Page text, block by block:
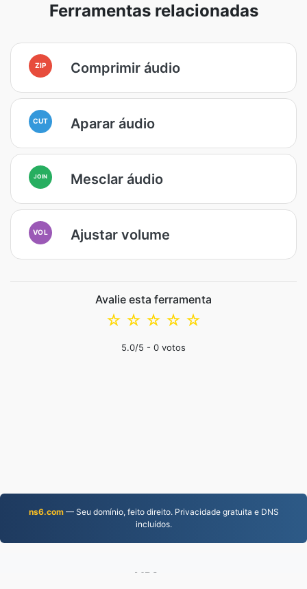
Ferramentas relacionadas
ZIP Comprimir áudio
CUT Aparar áudio
JOIN Mesclar áudio
VOL Ajustar volume
Avalie esta ferramenta
☆
☆
☆
☆
☆
5.0/5 - 0 votos
ns6.com— Seu domínio, feito direito. Privacidade gratuita e DNS
incluídos.
MP3.to